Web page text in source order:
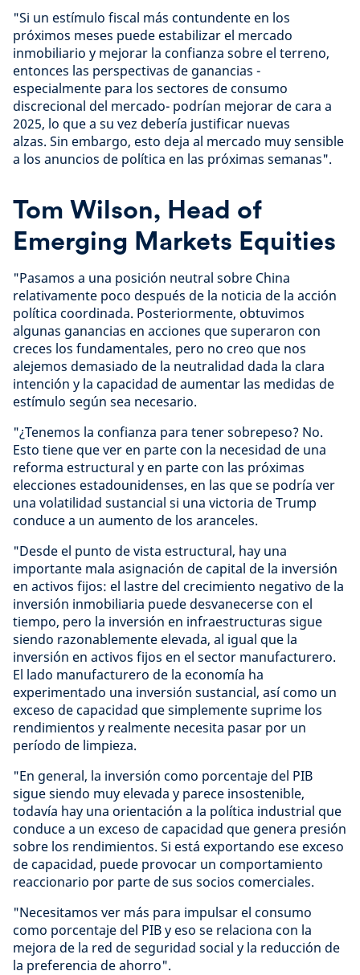
"Si un estímulo fiscal más contundente en los
próximos meses puede estabilizar el mercado
inmobiliario y mejorar la confianza sobre el terreno,
entonces las perspectivas de ganancias -
especialmente para los sectores de consumo
discrecional del mercado- podrían mejorar de cara a
2025, lo que a su vez debería justificar nuevas
alzas. Sin embargo, esto deja al mercado muy sensible
a los anuncios de política en las próximas semanas".
Tom Wilson, Head of
Emerging Markets Equities
"Pasamos a una posición neutral sobre China
relativamente poco después de la noticia de la acción
política coordinada. Posteriormente, obtuvimos
algunas ganancias en acciones que superaron con
creces los fundamentales, pero no creo que nos
alejemos demasiado de la neutralidad dada la clara
intención y la capacidad de aumentar las medidas de
estímulo según sea necesario.
"¿Tenemos la confianza para tener sobrepeso? No.
Esto tiene que ver en parte con la necesidad de una
reforma estructural y en parte con las próximas
elecciones estadounidenses, en las que se podría ver
una volatilidad sustancial si una victoria de Trump
conduce a un aumento de los aranceles.
"Desde el punto de vista estructural, hay una
importante mala asignación de capital de la inversión
en activos fijos: el lastre del crecimiento negativo de la
inversión inmobiliaria puede desvanecerse con el
tiempo, pero la inversión en infraestructuras sigue
siendo razonablemente elevada, al igual que la
inversión en activos fijos en el sector manufacturero.
El lado manufacturero de la economía ha
experimentado una inversión sustancial, así como un
exceso de capacidad que simplemente suprime los
rendimientos y realmente necesita pasar por un
período de limpieza.
"En general, la inversión como porcentaje del PIB
sigue siendo muy elevada y parece insostenible,
todavía hay una orientación a la política industrial que
conduce a un exceso de capacidad que genera presión
sobre los rendimientos. Si está exportando ese exceso
de capacidad, puede provocar un comportamiento
reaccionario por parte de sus socios comerciales.
"Necesitamos ver más para impulsar el consumo
como porcentaje del PIB y eso se relaciona con la
mejora de la red de seguridad social y la reducción de
la preferencia de ahorro".